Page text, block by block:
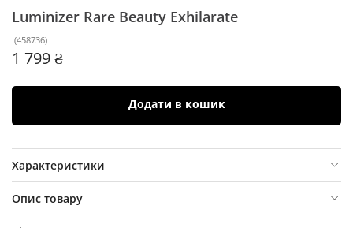
Luminizer Rare Beauty Exhilarate
(458736)
1 799 ₴
Додати в кошик
Характеристики
Опис товару